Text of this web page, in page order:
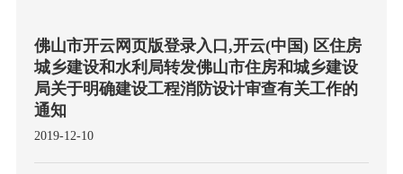
佛山市开云网页版登录入口,开云(中国) 区住房
城乡建设和水利局转发佛山市住房和城乡建设
局关于明确建设工程消防设计审查有关工作的
通知
2019-12-10